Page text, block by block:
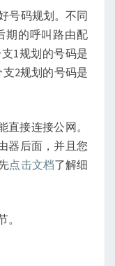
号码规划。不同
期的呼叫路由配
1规划的号码是
支2规划的号码是
直接连接公网。
器后面，并且您
点击文档了解细